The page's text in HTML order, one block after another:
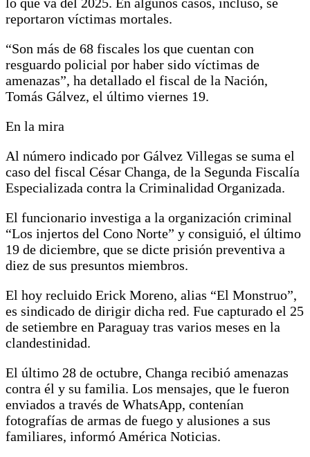
reportaron víctimas mortales.
“Son más de 68 fiscales los que cuentan con
resguardo policial por haber sido víctimas de
amenazas”, ha detallado el fiscal de la Nación,
Tomás Gálvez, el último viernes 19.
En la mira
Al número indicado por Gálvez Villegas se suma el
caso del fiscal César Changa, de la Segunda Fiscalía
Especializada contra la Criminalidad Organizada.
El funcionario investiga a la organización criminal
“Los injertos del Cono Norte” y consiguió, el último
19 de diciembre, que se dicte prisión preventiva a
diez de sus presuntos miembros.
El hoy recluido Erick Moreno, alias “El Monstruo”,
es sindicado de dirigir dicha red. Fue capturado el 25
de setiembre en Paraguay tras varios meses en la
clandestinidad.
El último 28 de octubre, Changa recibió amenazas
contra él y su familia. Los mensajes, que le fueron
enviados a través de WhatsApp, contenían
fotografías de armas de fuego y alusiones a sus
familiares, informó América Noticias.